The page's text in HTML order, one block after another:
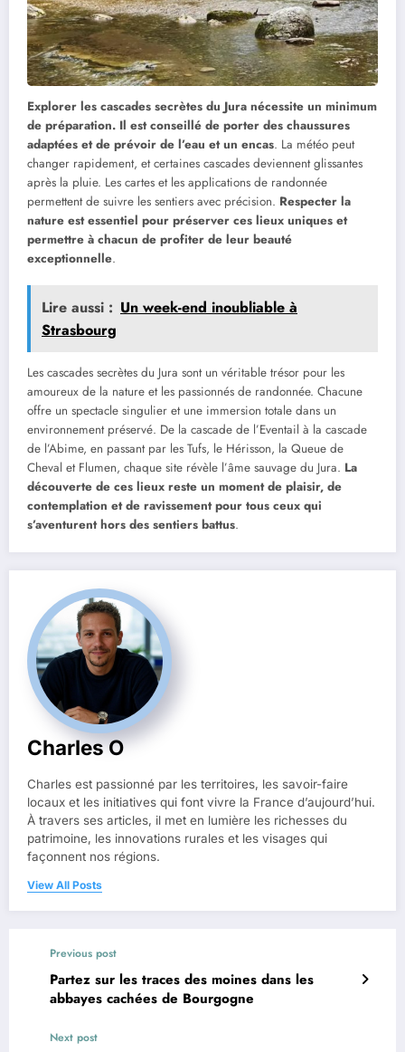
Explorer les cascades secrètes du Jura nécessite un minimum
de préparation. Il est conseillé de porter des chaussures
adaptées et de prévoir de l’eau et un encas. La météo peut
changer rapidement, et certaines cascades deviennent glissantes
après la pluie. Les cartes et les applications de randonnée
permettent de suivre les sentiers avec précision. Respecter la
nature est essentiel pour préserver ces lieux uniques et
permettre à chacun de profiter de leur beauté
exceptionnelle.
Lire aussi : Un week-end inoubliable à
Strasbourg
Les cascades secrètes du Jura sont un véritable trésor pour les
amoureux de la nature et les passionnés de randonnée. Chacune
offre un spectacle singulier et une immersion totale dans un
environnement préservé. De la cascade de l’Eventail à la cascade
de l’Abime, en passant par les Tufs, le Hérisson, la Queue de
Cheval et Flumen, chaque site révèle l’âme sauvage du Jura. La
découverte de ces lieux reste un moment de plaisir, de
contemplation et de ravissement pour tous ceux qui
s’aventurent hors des sentiers battus.
Charles O
Charles est passionné par les territoires, les savoir-faire
locaux et les initiatives qui font vivre la France d’aujourd’hui.
À travers ses articles, il met en lumière les richesses du
patrimoine, les innovations rurales et les visages qui
façonnent nos régions.
View All Posts
Previous post
Partez sur les traces des moines dans les
abbayes cachées de Bourgogne
Next post